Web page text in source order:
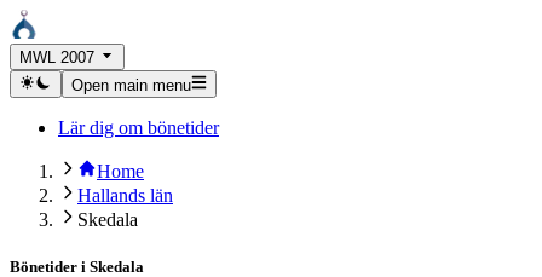
MWL 2007
Open main menu
Lär dig om bönetider
Home
Hallands län
Skedala
Bönetider i Skedala